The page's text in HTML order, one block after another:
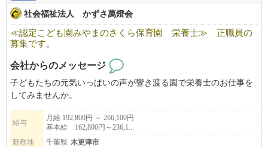
＜こんな方に向いています！＞
・自分の技術で勝負したい方
・自分の名前でお客様を増やしたい方
・指導力を磨いて成長したい方
・将来的に独立も視野に入れている方
＜当ジムの方針と合わない働き方の例＞
・既存のお客様を引き継いでもらうことを前提に考えている方
・指導や施術を「作業」として捉えてしまう方
・チームワークや周囲との調和を大切にできない方
社会福祉法人 かずさ萬燈会
≪認定こども園みやまのさくら保育園 栄養士≫ 正職員の
募集です。
会社からのメッセージ
子どもたちの元気いっぱいの声が響き渡る園で栄養士のお仕事を
してみませんか。
子育て中の職員も活躍中！お気軽にお問い合わせください。
給与
月給 192,800円 ～ 266,100円
基本給 162,800円～236,1...
勤務地
千葉県 木更津市